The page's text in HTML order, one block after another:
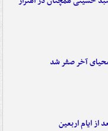
آخر صفر شد
از ایام اربعین